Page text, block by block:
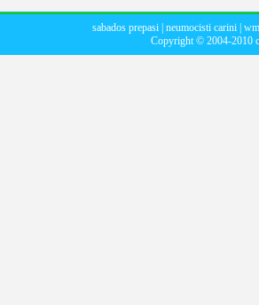
sabados prepasi| neumocisti carini|
Copyright © 2004-2010